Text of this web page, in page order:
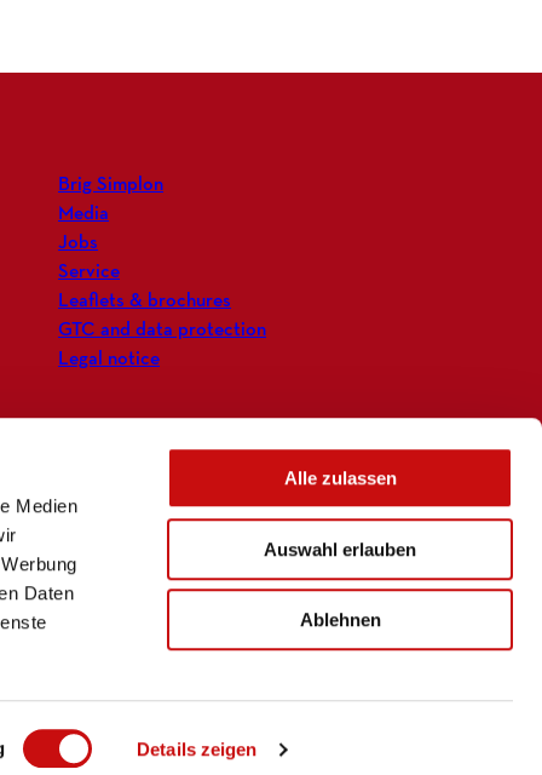
Medien
Daten
Details zeigen
Alle zulassen
Auswahl erlauben
Ablehnen
Brig Simplon
Media
Jobs
Service
Leaflets & brochures
GTC and data protection
Legal notice